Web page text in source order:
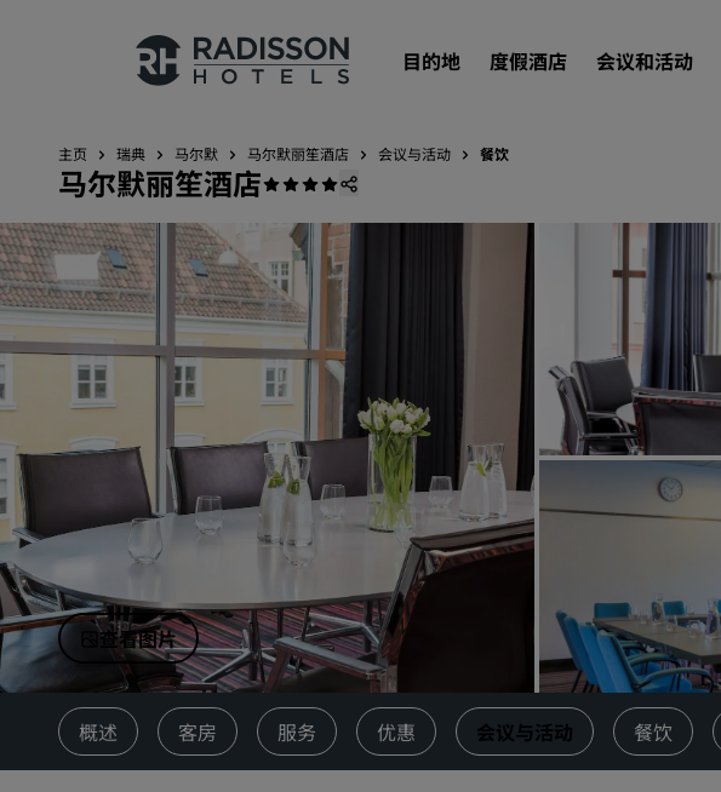
目的地 度假酒店 会议和活动
我们的品牌
丽笙酒店集团品牌
中国附属品牌
主页 瑞典 马尔默 马尔默丽笙酒店 会议与活动 餐饮
马尔默丽笙酒店
查看图片
概述 客房 服务 优惠 会议与活动 餐饮